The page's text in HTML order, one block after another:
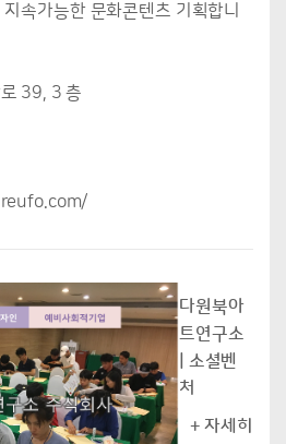
속가능한 문화콘텐츠 기획합니
39, 3 층
다원북아
트연구소
| 소셜벤
처
+ 자세히